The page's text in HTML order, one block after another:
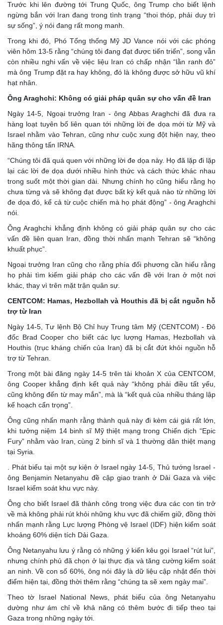
Trước khi lên đường tới Trung Quốc, ông Trump cho biết lệnh
ngừng bắn với Iran đang trong tình trạng “thoi thóp, phải duy trì
sự sống”, ý nói đang rất mong manh.
Trong khi đó, Phó Tổng thống Mỹ JD Vance nói với các phóng
viên hôm 13-5 rằng “chúng tôi đang đạt được tiến triển”, song vẫn
còn nhiều nghi vấn về việc liệu Iran có chấp nhận “lằn ranh đỏ”
mà ông Trump đặt ra hay không, đó là không được sở hữu vũ khí
hạt nhân.
Ông Araghchi: Không có giải pháp quân sự cho vấn đề Iran
Ngày 14-5, Ngoại trưởng Iran - ông Abbas Araghchi đã đưa ra
hàng loạt tuyên bố liên quan tới những lời đe dọa mới từ Mỹ và
Israel nhằm vào Tehran, cũng như cuộc xung đột hiện nay, theo
hãng thông tấn IRNA.
“Chúng tôi đã quá quen với những lời đe dọa này. Họ đã lặp đi lặp
lại các lời đe dọa dưới nhiều hình thức và cách thức khác nhau
trong suốt một thời gian dài. Nhưng chính họ cũng hiểu rằng họ
chưa từng và sẽ không đạt được bất kỳ kết quả nào từ những lời
đe dọa đó, kể cả từ cuộc chiến mà họ phát động” - ông Araghchi
nói.
Ông Araghchi khẳng định không có giải pháp quân sự cho các
vấn đề liên quan Iran, đồng thời nhấn mạnh Tehran sẽ “không
khuất phục”.
Ngoại trưởng Iran cũng cho rằng phía đối phương cần hiểu rằng
họ phải tìm kiếm giải pháp cho các vấn đề với Iran ở một nơi
khác, thay vì trên mặt trận quân sự.
CENTCOM: Hamas, Hezbollah và Houthis đã bị cắt nguồn hỗ
trợ từ Iran
Ngày 14-5, Tư lệnh Bộ Chỉ huy Trung tâm Mỹ (CENTCOM) - Đô
đốc Brad Cooper cho biết các lực lượng Hamas, Hezbollah và
Houthis (trục kháng chiến của Iran) đã bị cắt đứt khỏi nguồn hỗ
trợ từ Tehran.
Trong một bài đăng ngày 14-5 trên tài khoản X của CENTCOM,
ông Cooper khẳng định kết quả này “không phải điều tất yếu,
cũng không đến từ may mắn”, mà là “kết quả của nhiều tháng lập
kế hoạch cẩn trọng”.
Ông cũng nhấn mạnh rằng thành quả này đi kèm cái giá rất lớn,
khi tưởng niệm 14 binh sĩ Mỹ thiệt mạng trong Chiến dịch “Epic
Fury” nhằm vào Iran, cùng 2 binh sĩ và 1 thường dân thiệt mạng
tại Syria.
. Phát biểu tại một sự kiện ở Israel ngày 14-5, Thủ tướng Israel -
ông Benjamin Netanyahu đề cập giao tranh ở Dải Gaza và việc
Israel kiểm soát khu vực này.
Ông cho biết Israel đã thành công trong việc đưa các con tin trở
về mà không phải rút khỏi những khu vực đã chiếm giữ, đồng thời
nhấn mạnh rằng Lực lượng Phòng vệ Israel (IDF) hiện kiểm soát
khoảng 60% diện tích Dải Gaza.
Ông Netanyahu lưu ý rằng có những ý kiến kêu gọi Israel “rút lui”,
nhưng chính phủ đã chọn ở lại thực địa và tăng cường kiểm soát
an ninh. Về con số 60%, ông nói đây là dữ liệu cập nhật đến thời
điểm hiện tại, đồng thời thêm rằng “chúng ta sẽ xem ngày mai”.
Theo tờ Israel National News, phát biểu của ông Netanyahu
dường như ám chỉ về khả năng có thêm bước đi tiếp theo tại
Gaza trong những ngày tới.